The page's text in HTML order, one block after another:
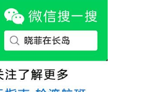
各不相同，可以根据自己的喜好选择。非常
推荐津岸民宿，关键是老板娘晓菲很细心、
热情，能根据我提出的需求来安排房间，这
点很好。